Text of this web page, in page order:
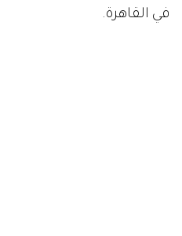
في القاهرة.